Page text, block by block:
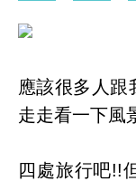
應該很多人跟
走走看一下風
四處旅行吧!!